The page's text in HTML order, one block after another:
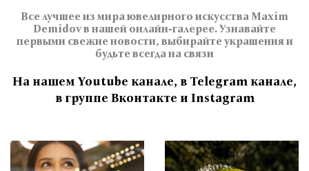
Все лучшее из мира ювелирного искусства Maxim
Demidov в нашей онлайн-галерее. Узнавайте
первыми свежие новости, выбирайте украшения и
будьте всегда на связи
На нашем Youtube канале, в Telegram канале,
в группе Вконтакте и Instagram